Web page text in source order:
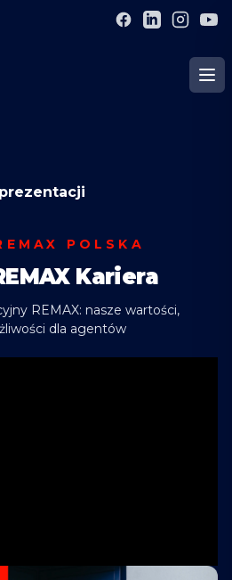
POLSKA
Kariera
REMAX: nasze wartości,
dla agentów